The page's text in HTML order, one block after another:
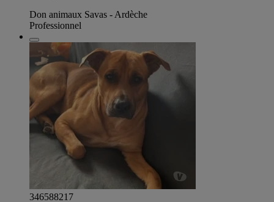
Don animaux Savas - Ardèche
Professionnel
346588217